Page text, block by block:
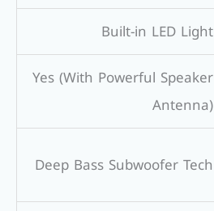
Built-in LED Light
Yes (With Powerful Speaker
Antenna)
Deep Bass Subwoofer Tech